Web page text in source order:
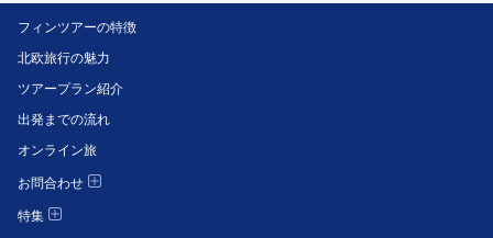
フィンツアーの特徴
北欧旅行の魅力
ツアープラン紹介
出発までの流れ
オンライン旅
お問合わせ
特集